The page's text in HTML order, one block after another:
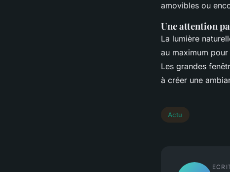
amovibles ou
Une attention
La lumière
au maximum
Les grandes
à créer une
Actu